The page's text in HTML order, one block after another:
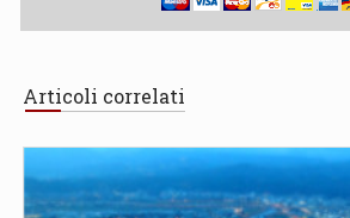
Articoli correlati